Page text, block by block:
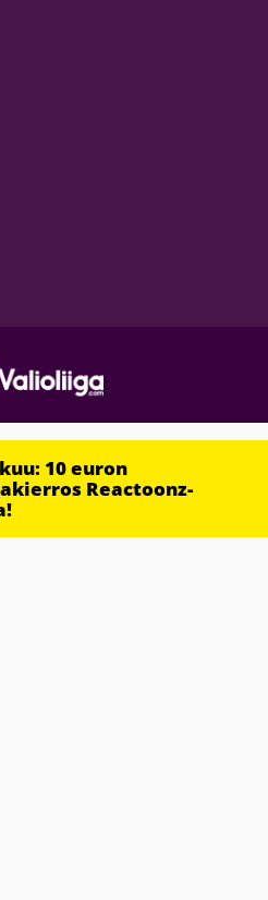
10 euron
Reactoonz-